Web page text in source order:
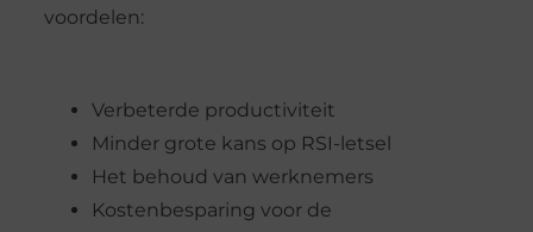
voordelen:
Verbeterde productiviteit
Mindergrote kans op RSI-letsel
Het behoud van werknemers
Kostenbesparing voor de